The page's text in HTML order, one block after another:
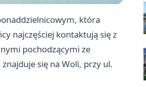
która
najczęściej kontaktują się z
pochodzącymi ze
się na Woli, przy ul.